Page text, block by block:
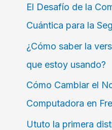
x86_64/10.0/All/ >>
El Desafío de la
Cuántica para la
¿Cómo saber la
que estoy usando?
Cómo Cambiar el
Computadora en
Ututo la primera